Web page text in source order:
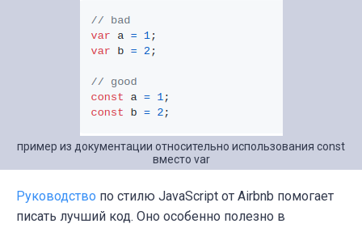
пример из документации относительно использования const
вместо var
Руководство по стилю JavaScript от Airbnb помогает
писать лучший код. Оно особенно полезно в